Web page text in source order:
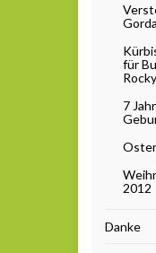
Gorda
für
Rocky
7
2012
Danke